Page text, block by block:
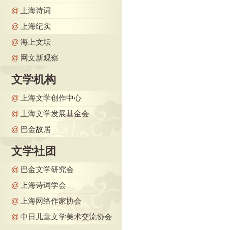
@
上海诗词
@
上海纪实
@ 海上文坛
@ 网文新观察
文学机构
@
上海文学创作中心
@
上海文学发展基金会
@ 巴金故居
文学社团
@ 巴金文学研究会
@
上海诗词学会
@
上海网络作家协会
@ 中日儿童文学美术交流协会